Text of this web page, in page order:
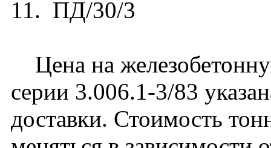
11. ПД/30/3
Цена на
серии 3.006.1-3/83
доставки. Стоимость